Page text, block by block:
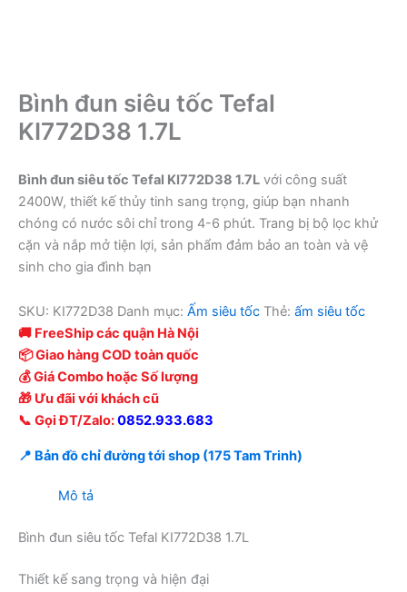
Bình đun siêu tốc Tefal
KI772D38 1.7L
Bình đun siêu tốc Tefal KI772D38 1.7L với công suất
2400W, thiết kế thủy tinh sang trọng, giúp bạn nhanh
chóng có nước sôi chỉ trong 4-6 phút. Trang bị bộ lọc khử
cặn và nắp mở tiện lợi, sản phẩm đảm bảo an toàn và vệ
sinh cho gia đình bạn
SKU: KI772D38 Danh mục: Ấm siêu tốc Thẻ: ấm siêu tốc
🚚 FreeShip các quận Hà Nội
📦 Giao hàng COD toàn quốc
💰 Giá Combo hoặc Số lượng
🎁 Ưu đãi với khách cũ
📞 Gọi ĐT/Zalo:0852.933.683
📍 Bản đồ chỉ đường tới shop (175 Tam Trinh)
Mô tả
Bình đun siêu tốc Tefal KI772D38 1.7L
Thiết kế sang trọng và hiện đại